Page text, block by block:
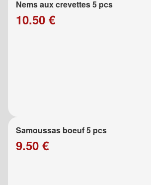
Nems aux crevettes 5 pcs
10.50 €
Samoussas boeuf 5 pcs
9.50 €